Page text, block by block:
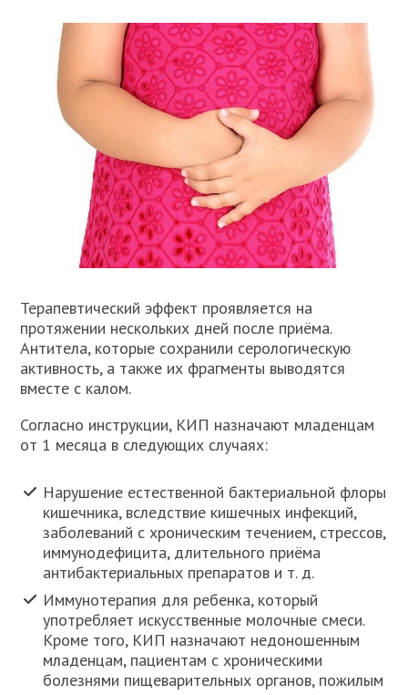
Терапевтический эффект проявляется на
протяжении нескольких дней после приёма.
Антитела, которые сохранили серологическую
активность, а также их фрагменты выводятся
вместе с калом.
Согласно инструкции, КИП назначают младенцам
от 1 месяца в следующих случаях:
Нарушение естественной бактериальной флоры
кишечника, вследствие кишечных инфекций,
заболеваний с хроническим течением, стрессов,
иммунодефицита, длительного приёма
антибактериальных препаратов и т. д.
Иммунотерапия для ребенка, который
употребляет искусственные молочные смеси.
Кроме того, КИП назначают недоношенным
младенцам, пациентам с хроническими
болезнями пищеварительных органов, пожилым